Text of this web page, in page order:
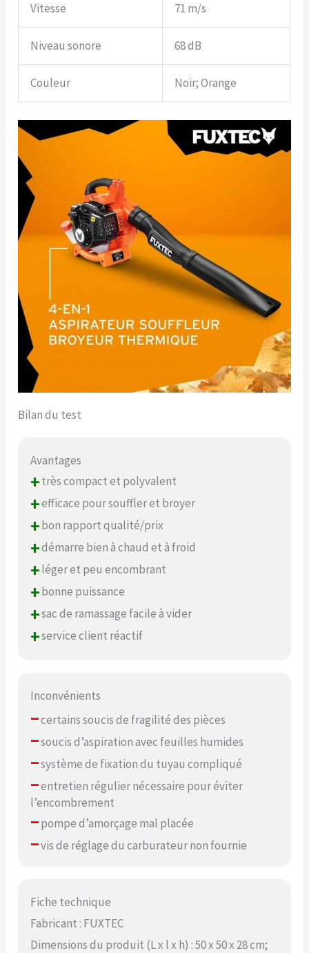
Vitesse 71 m/s
Niveau sonore 68 dB
Couleur Noir; Orange
Bilan du test
Avantages
+très compact et polyvalent
+efficace pour souffler et broyer
+bon rapport qualité/prix
+démarre bien à chaud et à froid
+léger et peu encombrant
+bonne puissance
+sac de ramassage facile à vider
+service client réactif
Inconvénients
–certains soucis de fragilité des pièces
–soucis d’aspiration avec feuilles humides
–système de fixation du tuyau compliqué
–entretien régulier nécessaire pour éviter
l’encombrement
–pompe d’amorçage mal placée
–vis de réglage du carburateur non fournie
Fiche technique
Fabricant : FUXTEC
Dimensions du produit (L x l x h) : 50 x 50 x 28 cm;